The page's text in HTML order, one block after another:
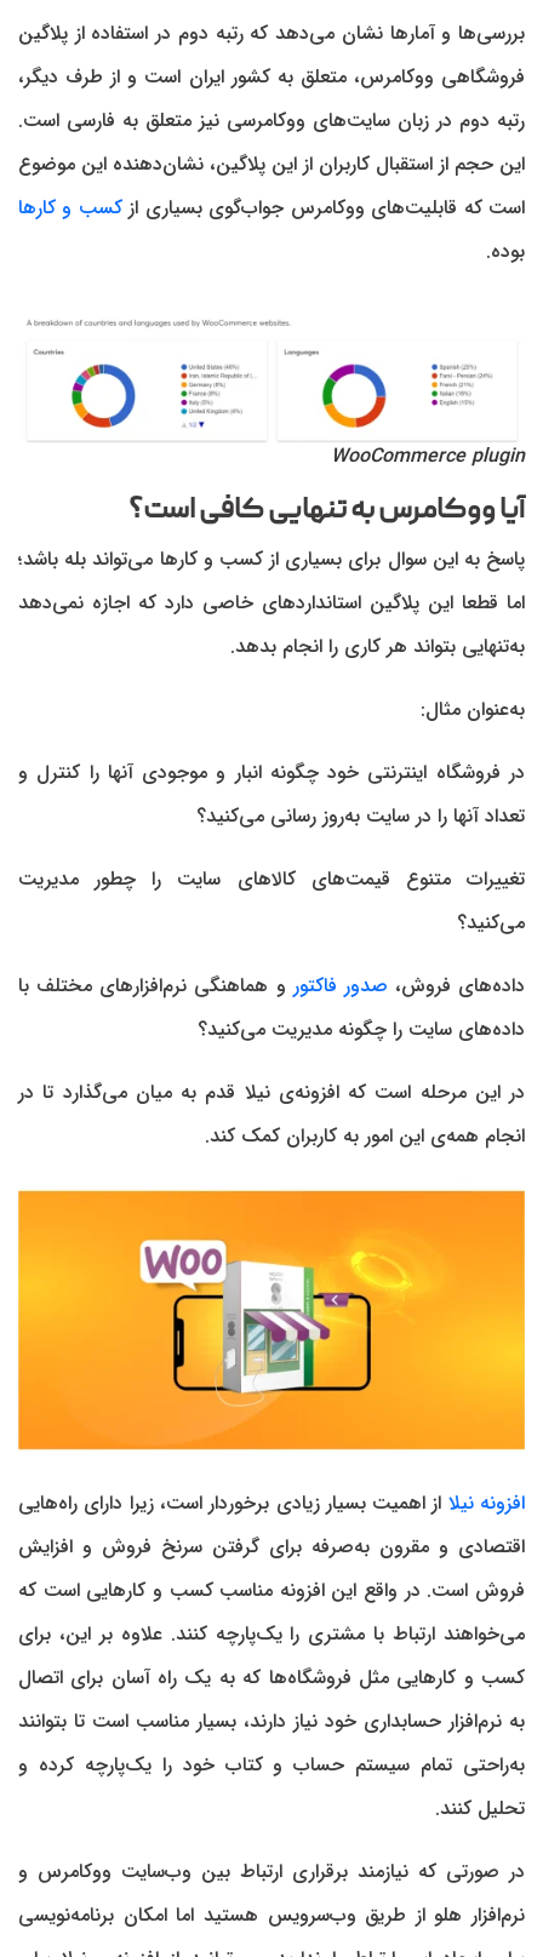
بررسی‌ها و آمارها نشان می‌دهد که رتبه دوم در استفاده از پلاگین
فروشگاهی ووکامرس، متعلق به کشور ایران است و از طرف دیگر،
رتبه دوم در زبان سایت‌های ووکامرسی نیز متعلق به فارسی است.
این حجم از استقبال کاربران از این پلاگین، نشان‌دهنده این موضوع
است که قابلیت‌های ووکامرس جواب‌گوی بسیاری ازکسب و کارها
بوده.
WooCommerce plugin
آیا ووکامرس به تنهایی کافی است؟
پاسخ به این سوال برای بسیاری از کسب و کارها می‌تواند بله باشد؛
اما قطعا این پلاگین استانداردهای خاصی دارد که اجازه نمی‌دهد
به‌تنهایی بتواند هر کاری را انجام بدهد.
به‌عنوان مثال:
در فروشگاه اینترنتی خود چگونه انبار و موجودی آنها را کنترل و
تعداد آنها را در سایت به‌روز رسانی می‌کنید؟
تغییرات متنوع قیمت‌های کالاهای سایت را چطور مدیریت
می‌کنید؟
داده‌های فروش، صدور فاکتور و هماهنگی نرم‌افزارهای مختلف با
داده‌های سایت را چگونه مدیریت می‌کنید؟
در این مرحله است که افزونه‌ی نیلا قدم به میان می‌گذارد تا در
انجام همه‌ی این امور به کاربران کمک کند.
افزونه نیلا از اهمیت بسیار زیادی برخوردار است، زیرا دارای راه‌هایی
اقتصادی و مقرون به‌صرفه برای گرفتن سرنخ فروش و افزایش
فروش است. در واقع این افزونه مناسب کسب و کارهایی است که
می‌خواهند ارتباط با مشتری را یک‌پارچه کنند. علاوه بر این، برای
کسب و کارهایی مثل فروشگاه‌ها که به یک راه آسان برای اتصال
به نرم‌افزار حسابداری خود نیاز دارند، بسیار مناسب است تا بتوانند
به‌راحتی تمام سیستم حساب و کتاب خود را یک‌پارچه کرده و
تحلیل کنند.
در صورتی که نیازمند برقراری ارتباط بین وب‌سایت ووکامرس و
نرم‌افزار هلو از طریق وب‌سرویس هستید اما امکان برنامه‌نویسی